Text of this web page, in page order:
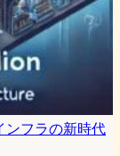
ンフラの新時代